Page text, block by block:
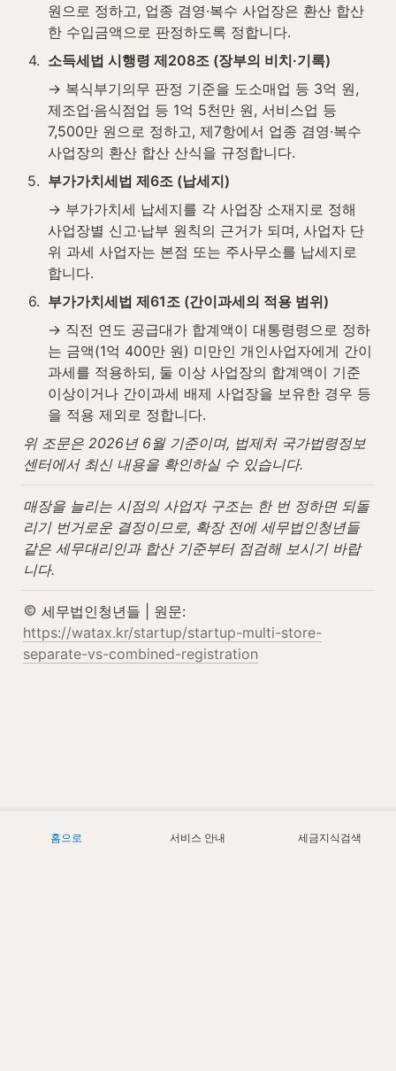
원으로 정하고, 업종 겸영·복수 사업장은 환산 합산
한 수입금액으로 판정하도록 정합니다.
4. 소득세법 시행령 제208조 (장부의 비치·기록)
→ 복식부기의무 판정 기준을 도소매업 등 3억 원,
제조업·음식점업 등 1억 5천만 원, 서비스업 등
7,500만 원으로 정하고, 제7항에서 업종 겸영·복수
사업장의 환산 합산 산식을 규정합니다.
5. 부가가치세법 제6조 (납세지)
→ 부가가치세 납세지를 각 사업장 소재지로 정해
사업장별 신고·납부 원칙의 근거가 되며, 사업자 단
위 과세 사업자는 본점 또는 주사무소를 납세지로
합니다.
6. 부가가치세법 제61조 (간이과세의 적용 범위)
→ 직전 연도 공급대가 합계액이 대통령령으로 정하
는 금액(1억 400만 원) 미만인 개인사업자에게 간이
과세를 적용하되, 둘 이상 사업장의 합계액이 기준
이상이거나 간이과세 배제 사업장을 보유한 경우 등
을 적용 제외로 정합니다.
위 조문은 2026년 6월 기준이며, 법제처 국가법령정보
센터에서 최신 내용을 확인하실 수 있습니다.
매장을 늘리는 시점의 사업자 구조는 한 번 정하면 되돌
리기 번거로운 결정이므로, 확장 전에 세무법인청년들
같은 세무대리인과 합산 기준부터 점검해 보시기 바랍
니다.
https://watax.kr/startup/startup-multi-store-
separate-vs-combined-registration
홈으로 서비스 안내 세금지식검색